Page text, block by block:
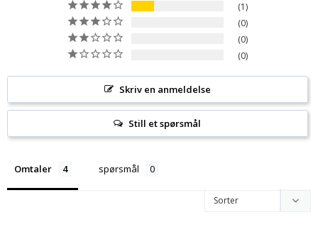
1
0
0
0
Skriv en anmeldelse
Still et spørsmål
Omtaler spørsmål